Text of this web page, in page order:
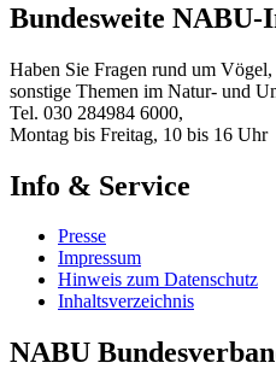
Bundesweite NABU-
Haben Sie Fragen rund um
sonstige Themen im Natur- und
Tel. 030 284984 6000,
Montag bis Freitag, 10 bis 16 Uhr
Info & Service
Presse
Impressum
Hinweis zum Datenschutz
Inhaltsverzeichnis
NABU